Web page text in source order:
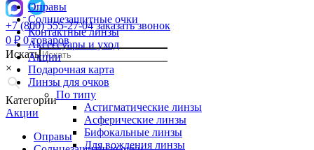
+7 (800) 555-27-04 заказать звонок
0 ₽ 0 товаров
Искать
×
Категории
Акции
Оправы
Оправы
Солнцезащитные очки
Контактные линзы
Аксессуары и уход
Акции
Подарочная карта
Линзы для очков
По типу
Астигматические линзы
Асферические линзы
Бифокальные линзы
Для вождения линзы